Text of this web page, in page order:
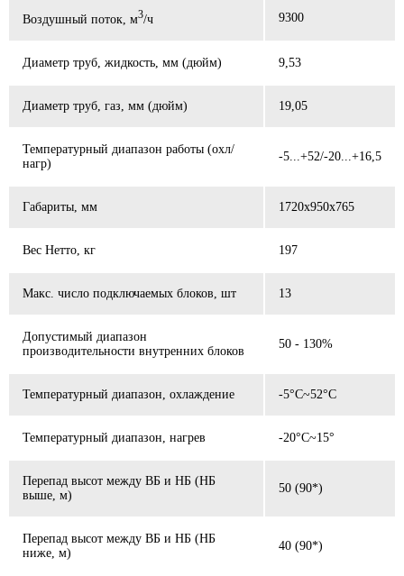
Воздушный поток, м3/ч 9300
Диаметр труб, жидкость, мм (дюйм) 9,53
Диаметр труб, газ, мм (дюйм) 19,05
Температурный диапазон работы (охл/
нагр)
-5...+52/-20...+16,5
Габариты, мм 1720x950x765
Вес Нетто, кг 197
Макс. число подключаемых блоков, шт 13
Допустимый диапазон
производительности внутренних блоков
50 - 130%
Температурный диапазон, охлаждение -5°C~52°C
Температурный диапазон, нагрев -20°C~15°
Перепад высот между ВБ и НБ (НБ
выше, м)
50 (90*)
Перепад высот между ВБ и НБ (НБ
ниже, м)
40 (90*)